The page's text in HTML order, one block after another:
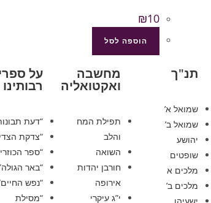
₪10
הוספה לסל
תנ"ך
שמואל א’
שמואל ב’
יהושע
שופטים
מלכים א
מלכים ב’
מחשבה
ואקטואליה
תפילת המח
והלב
השואה
חורבן יהדות
אירופה
י”ג עיקרי
על
רבותינו
“דעת
“צדקת
“ספר
“באר
“נפש
“מסילת